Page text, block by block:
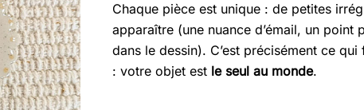
Chaque pièce est unique : de petites
apparaître (une nuance d’émail, un point
dans le dessin). C’est précisément ce
: votre objet est le seul au monde.